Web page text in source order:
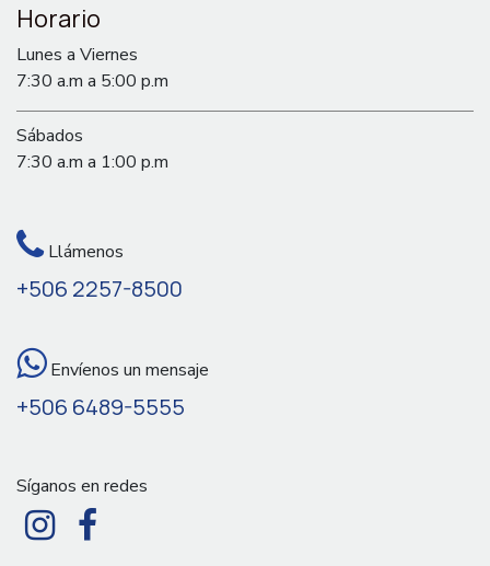
Horario
Lunes a Viernes
7:30 a.m a 5:00 p.m
Sábados
7:30 a.m a 1:00 p.m
Llámenos
+506 2257-8500
Envíenos un mensaje
+506 6489-5555
Síganos en redes